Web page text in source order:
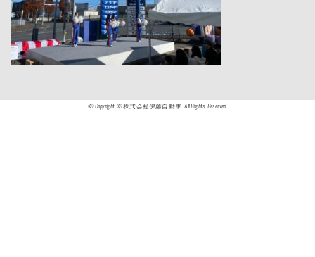
© Copyright © 株式会社伊藤自動車. All Rights Reserved.